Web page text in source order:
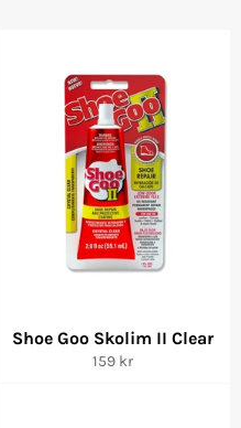
Shoe Goo Skolim II Clear
Ordinarie
159 kr